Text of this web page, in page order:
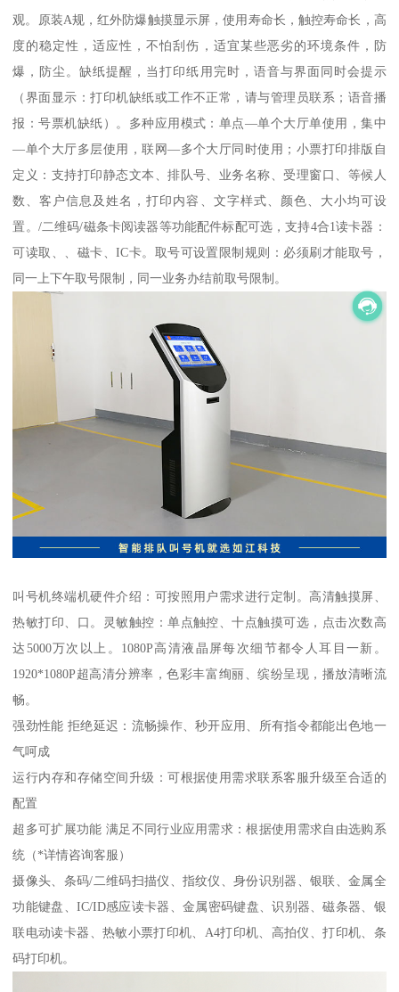
观。原装A规，红外防爆触摸显示屏，使用寿命长，触控寿命长，高
度的稳定性，适应性，不怕刮伤，适宜某些恶劣的环境条件，防
爆，防尘。缺纸提醒，当打印纸用完时，语音与界面同时会提示
（界面显示：打印机缺纸或工作不正常，请与管理员联系；语音播
报：号票机缺纸）。多种应用模式：单点—单个大厅单使用，集中
—单个大厅多层使用，联网—多个大厅同时使用；小票打印排版自
定义：支持打印静态文本、排队号、业务名称、受理窗口、等候人
数、客户信息及姓名，打印内容、文字样式、颜色、大小均可设
置。/二维码/磁条卡阅读器等功能配件标配可选，支持4合1读卡器：
可读取、、磁卡、IC卡。取号可设置限制规则：必须刷才能取号，
同一上下午取号限制，同一业务办结前取号限制。
叫号机终端机硬件介绍：可按照用户需求进行定制。高清触摸屏、
热敏打印、口。灵敏触控：单点触控、十点触摸可选，点击次数高
达5000万次以上。1080P高清液晶屏每次细节都令人耳目一新。
1920*1080P超高清分辨率，色彩丰富绚丽、缤纷呈现，播放清晰流
畅。
强劲性能 拒绝延迟：流畅操作、秒开应用、所有指令都能出色地一
气呵成
运行内存和存储空间升级：可根据使用需求联系客服升级至合适的
配置
超多可扩展功能 满足不同行业应用需求：根据使用需求自由选购系
统（*详情咨询客服）
摄像头、条码/二维码扫描仪、指纹仪、身份识别器、银联、金属全
功能键盘、IC/ID感应读卡器、金属密码键盘、识别器、磁条器、银
联电动读卡器、热敏小票打印机、A4打印机、高拍仪、打印机、条
码打印机。